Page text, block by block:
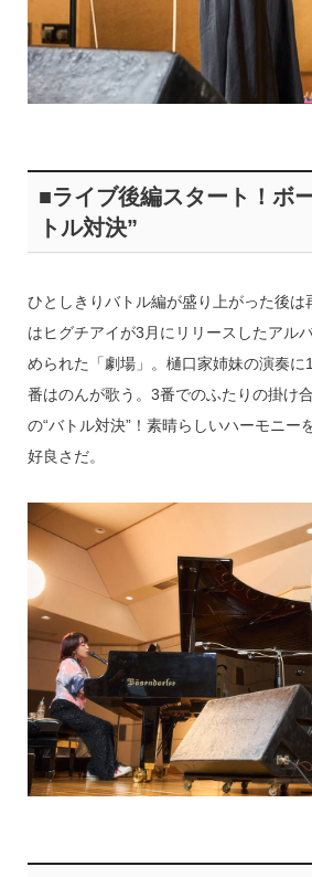
■ライブ後編スタート！ボ
トル対決”
ひとしきりバトル編が盛り上がった後は
はヒグチアイが3月にリリースしたアル
められた「劇場」。樋口家姉妹の演奏に
番はのんが歌う。3番でのふたりの掛け
の“バトル対決”！素晴らしいハーモニー
好良さだ。